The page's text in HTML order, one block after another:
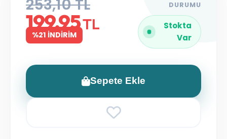
253,10 TL
199,95TL
%21 İNDİRİM
DURUMU
Stokta
Var
Sepete Ekle